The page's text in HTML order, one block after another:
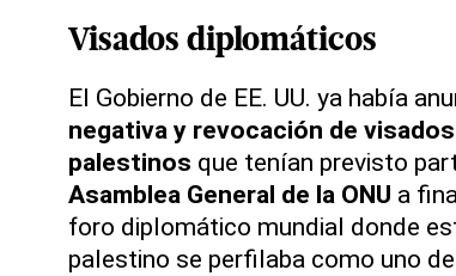
Visados diplomáticos
El Gobierno de EE. UU. ya había
negativa y revocación de visados
palestinos que tenían previsto
Asamblea General de la ONU a
foro diplomático mundial donde
palestino se perfilaba como uno